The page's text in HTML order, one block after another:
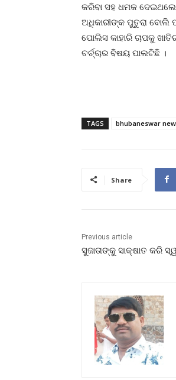
କରିବା ସହ ଧମକ
ଅଧିକାରୀଙ୍କ ପୁତୁରା ବୋଲି
ପୋଲିସ କାହାରି ଚାପକୁ
ଚର୍ଚ୍ଚାର ବିଷୟ ପାଲଟିଛି ।
TAGS bhubaneswar
Share
Previous article
ସୁଜାତାଙ୍କୁ ସାକ୍ଷାତ କରି